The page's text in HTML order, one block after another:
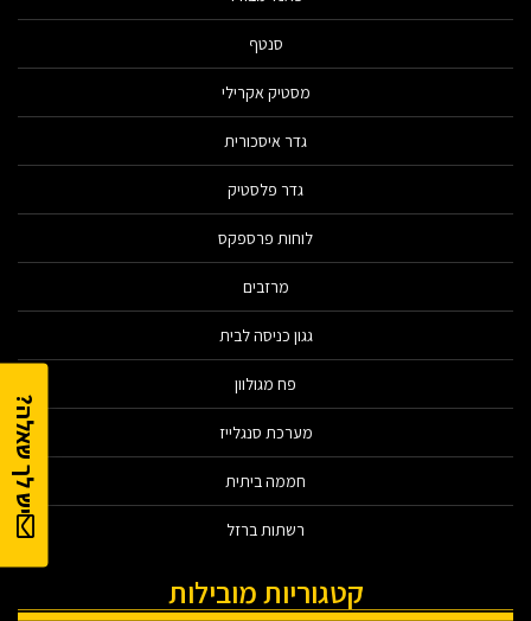
יש לך שאלה?
סנטף
מסטיק אקרילי
גדר איסכורית
גדר פלסטיק
לוחות פרספקס
מרזבים
גגון כניסה לבית
פח מגולוון
מערכת סנגלייז
חממה ביתית
רשתות ברזל
קטגוריות מובילות